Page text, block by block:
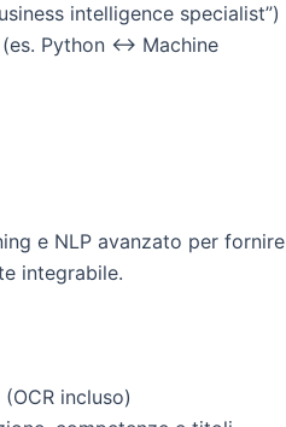
intelligence specialist”)
Python ↔ Machine
e NLP avanzato per fornire
integrabile.
incluso)